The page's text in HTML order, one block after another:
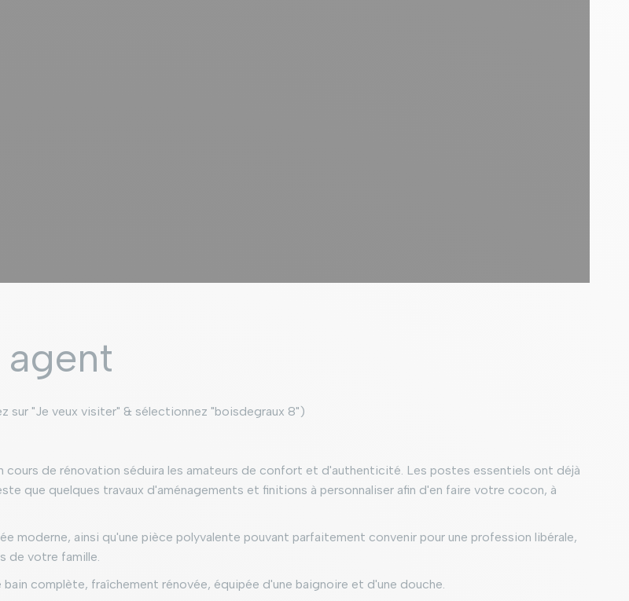
sur "Je veux visiter" & sélectionnez "boisdegraux 8")
cours de rénovation séduira les amateurs de confort et d'authenticité. Les postes essentiels ont déjà
que quelques travaux d'aménagements et finitions à personnaliser afin d'en faire votre cocon, à
moderne, ainsi qu'une pièce polyvalente pouvant parfaitement convenir pour une profession libérale,
de votre famille.
complète, fraîchement rénovée, équipée d'une baignoire et d'une douche.